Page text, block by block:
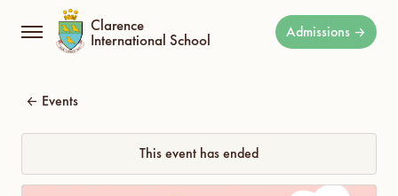
Clarence
International School Admissions
Events
This event has ended